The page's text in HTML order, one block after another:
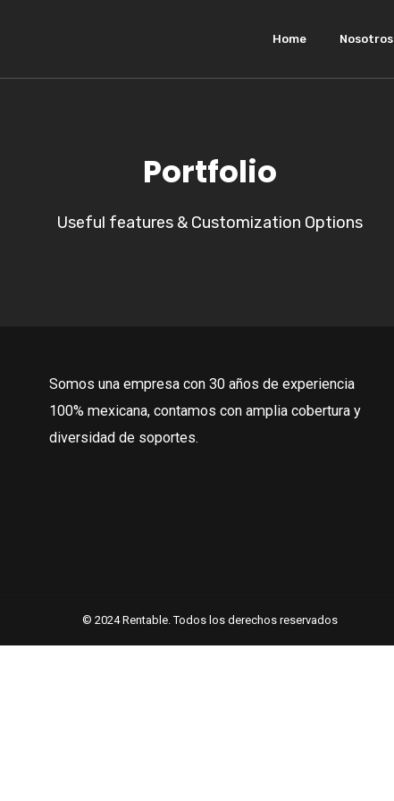
Home Nosotros
Portfolio
Useful features & Customization Options
Somos una empresa con 30 años de experiencia
100% mexicana, contamos con amplia cobertura y
diversidad de soportes.
© 2024 Rentable. Todos los derechos reservados